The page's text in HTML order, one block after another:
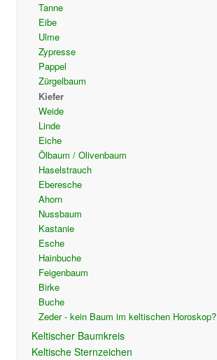
Tanne
Eibe
Ulme
Zypresse
Pappel
Zürgelbaum
Kiefer
Weide
Linde
Eiche
Ölbaum / Olivenbaum
Haselstrauch
Eberesche
Ahorn
Nussbaum
Kastanie
Esche
Hainbuche
Feigenbaum
Birke
Buche
Zeder - kein Baum im keltischen Horoskop?
Keltischer Baumkreis
Keltische Sternzeichen